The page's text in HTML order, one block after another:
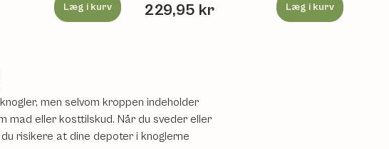
Læg i kurv 229,95 kr Læg i kurv
men selvom kroppen indeholder
mad eller kosttilskud. Når du sveder eller
risikere at dine depoter i knoglerne